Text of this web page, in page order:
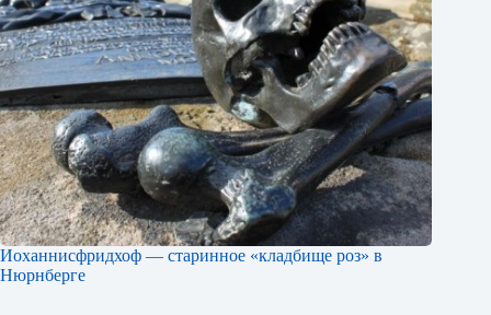
Иоханнисфридхоф — старинное «кладбище роз» в
Нюрнберге